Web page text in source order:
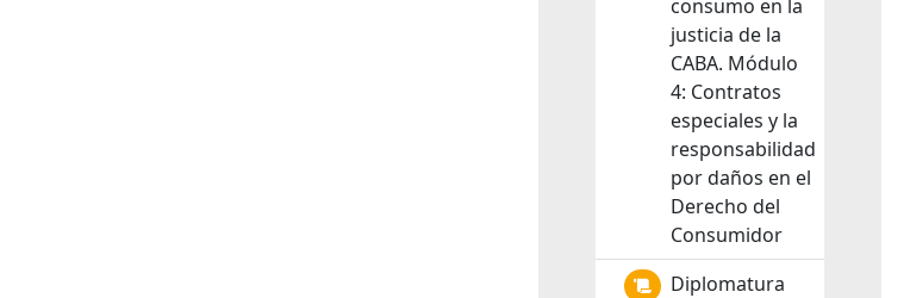
consumo en la
justicia de la
CABA. Módulo
4: Contratos
especiales y la
responsabilidad
por daños en el
Derecho del
Consumidor
Diplomatura